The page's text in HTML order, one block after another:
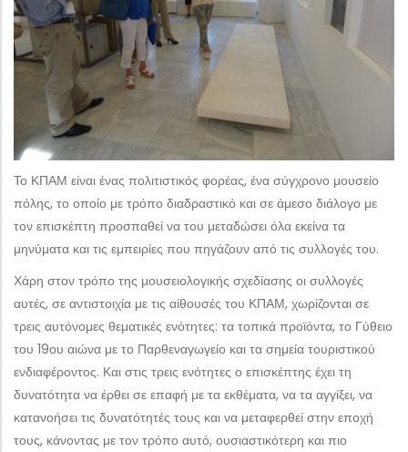
Το ΚΠΑΜ είναι ένας πολιτιστικός φορέας, ένα σύγχρονο μουσείο
πόλης, το οποίο με τρόπο διαδραστικό και σε άμεσο διάλογο με
τον επισκέπτη προσπαθεί να του μεταδώσει όλα εκείνα τα
μηνύματα και τις εμπειρίες που πηγάζουν από τις συλλογές του.
Χάρη στον τρόπο της μουσειολογικής σχεδίασης οι συλλογές
αυτές, σε αντιστοιχία με τις αίθουσές του ΚΠΑΜ, χωρίζονται σε
τρεις αυτόνομες θεματικές ενότητες: τα τοπικά προϊόντα, το Γύθειο
του 19ου αιώνα με το Παρθεναγωγείο και τα σημεία τουριστικού
ενδιαφέροντος. Και στις τρεις ενότητες ο επισκέπτης έχει τη
δυνατότητα να έρθει σε επαφή με τα εκθέματα, να τα αγγίξει, να
κατανοήσει τις δυνατότητές τους και να μεταφερθεί στην εποχή
τους, κάνοντας με τον τρόπο αυτό, ουσιαστικότερη και πιο